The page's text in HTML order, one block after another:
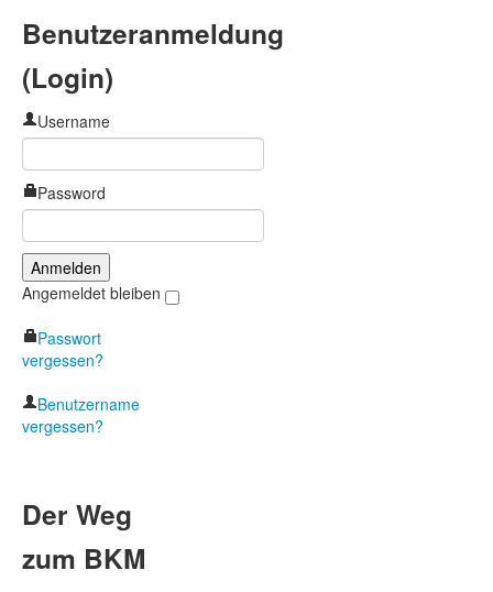
Benutzeranmeldung
(Login)
Username
Password
Angemeldet bleiben
Passwort
vergessen?
Benutzername
vergessen?
Der Weg
zum BKM